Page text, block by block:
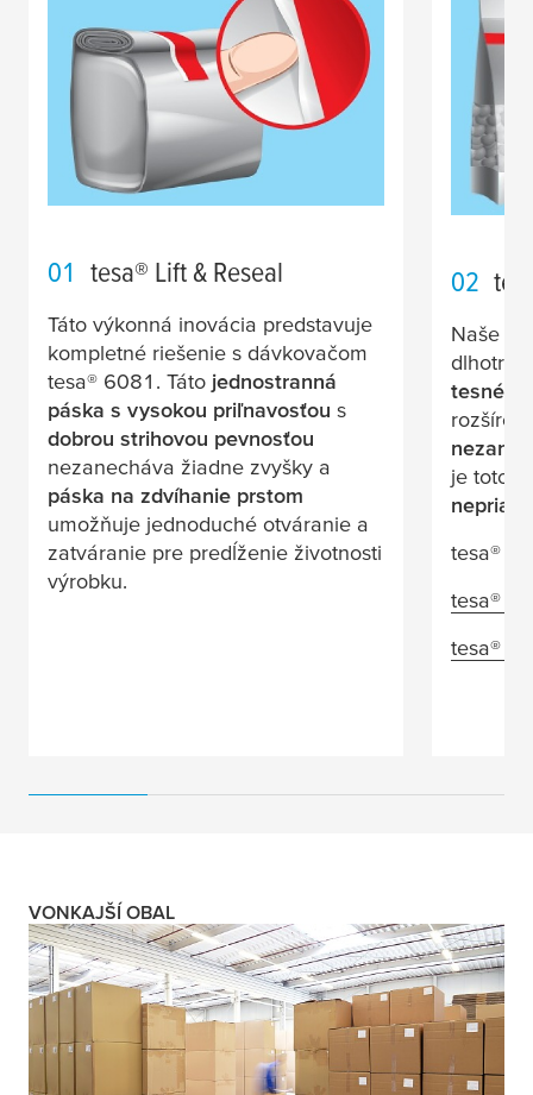
01 tesa® Lift & Reseal
Táto výkonná inovácia predstavuje
kompletné riešenie s dávkovačom
tesa® 6081. Táto jednostranná
páska s vysokou priľnavosťou s
dobrou strihovou pevnosťou
nezanecháva žiadne zvyšky a
páska na zdvíhanie prstom
umožňuje jednoduché otváranie a
zatváranie pre predĺženie životnosti
výrobku.
02
Naše
je toto
tesa®
tesa®
tesa®
VONKAJŠÍ OBAL